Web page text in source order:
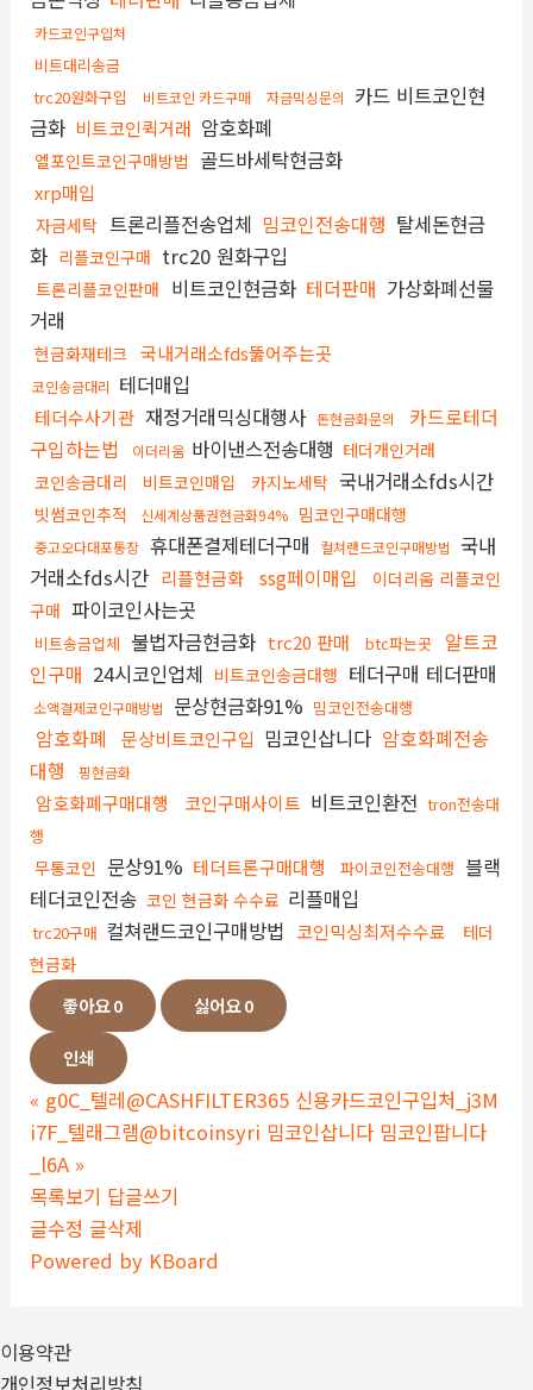
카드코인구입처
비트대리송금
trc20원화구입
비트코인 카드구매 자금믹싱문의
카드 비트코인현
금화 비트코인퀵거래 암호화폐
엘포인트코인구매방법 골드바세탁현금화
xrp매입
자금세탁 트론리플전송업체 밈코인전송대행 탈세돈현금
화 리플코인구매 trc20 원화구입
트론리플코인판매 비트코인현금화 테더판매 가상화폐선물
거래
현금화재테크 국내거래소fds뚫어주는곳
코인송금대리 테더매입
테더수사기관 재정거래믹싱대행사 돈현금화문의
카드로테더
구입하는법
이더리움 바이낸스전송대행 테더개인거래
코인송금대리
비트코인매입 카지노세탁 국내거래소fds시간
빗썸코인추적 신세계상품권현금화94% 밈코인구매대행
중고오다대포통장 휴대폰결제테더구매 컬쳐랜드코인구매방법 국내
거래소fds시간 리플현금화 ssg페이매입
이더리움 리플코인
구매 파이코인사는곳
비트송금업체 불법자금현금화 trc20 판매 btc파는곳
알트코
인구매 24시코인업체 비트코인송금대행 테더구매 테더판매
소액결제코인구매방법 문상현금화91% 밈코인전송대행
암호화폐 문상비트코인구입 밈코인삽니다 암호화폐전송
대행
핑현금화
암호화폐구매대행 코인구매사이트 비트코인환전 tron전송대
행
무통코인 문상91% 테더트론구매대행 파이코인전송대행 블랙
테더코인전송 코인 현금화 수수료 리플매입
trc20구매 컬쳐랜드코인구매방법 코인믹싱최저수수료
테더
현금화
좋아요0 싫어요0
인쇄
« g0C_텔레@CASHFILTER365 신용카드코인구입처_j3M
i7F_텔래그램@bitcoinsyri 밈코인삽니다 밈코인팝니다
_l6A »
목록보기 답글쓰기
글수정 글삭제
Powered by KBoard
이용약관
개인정보처리방침